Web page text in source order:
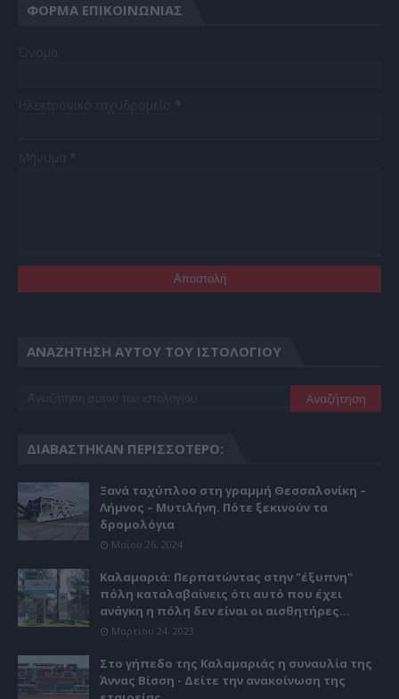
ΦΌΡΜΑ ΕΠΙΚΟΙΝΩΝΊΑΣ
ΑΝΑΖΉΤΗΣΗ ΑΥΤΟΎ ΤΟΥ ΙΣΤΟΛΟΓΊΟΥ
ΔΙΑΒΆΣΤΗΚΑΝ ΠΕΡΙΣΣΌΤΕΡΟ:
Ξανά ταχύπλοο στη γραμμή Θεσσαλονίκη –
Λήμνος – Μυτιλήνη. Πότε ξεκινούν τα
δρομολόγια
Μαΐου 26, 2024
Καλαμαριά: Περπατώντας στην "έξυπνη"
πόλη καταλαβαίνεις ότι αυτό που έχει
ανάγκη η πόλη δεν είναι οι αισθητήρες...
Μαρτίου 24, 2023
Στο γήπεδο της Καλαμαριάς η συναυλία της
Άννας Βίσση - Δείτε την ανακοίνωση της